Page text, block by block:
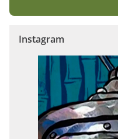
Instagram